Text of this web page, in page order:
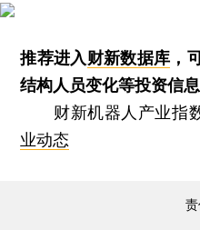
推荐进入财新数据库 ，
结构人员变化等投资信息
财新机器人产业指数
业动态